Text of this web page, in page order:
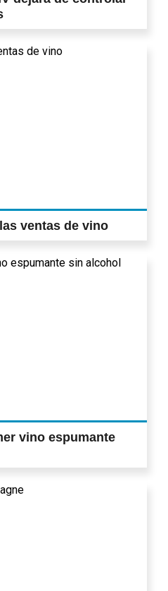
ventas de vino
vino espumante